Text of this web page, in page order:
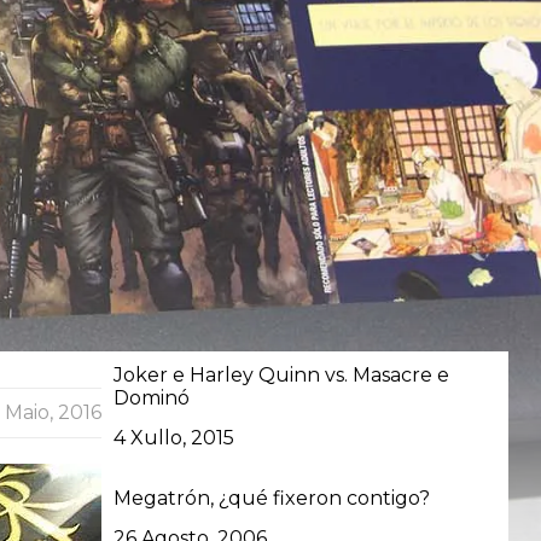
Maio, 2016
Joker e Harley Quinn vs. Masacre e
Dominó
Data
4 Xullo, 2015
Megatrón, ¿qué fixeron contigo?